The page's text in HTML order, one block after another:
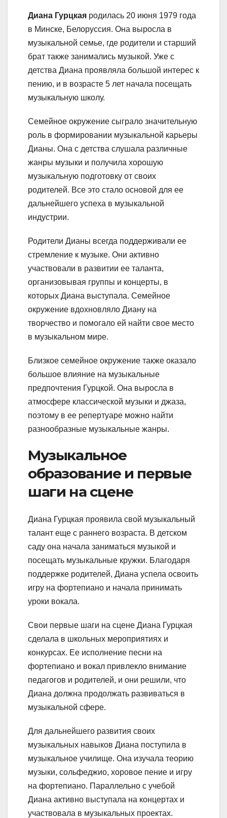
Диана Гурцкая родилась 20 июня 1979 года
в Минске, Белоруссия. Она выросла в
музыкальной семье, где родители и старший
брат также занимались музыкой. Уже с
детства Диана проявляла большой интерес к
пению, и в возрасте 5 лет начала посещать
музыкальную школу.
Семейное окружение сыграло значительную
роль в формировании музыкальной карьеры
Дианы. Она с детства слушала различные
жанры музыки и получила хорошую
музыкальную подготовку от своих
родителей. Все это стало основой для ее
дальнейшего успеха в музыкальной
индустрии.
Родители Дианы всегда поддерживали ее
стремление к музыке. Они активно
участвовали в развитии ее таланта,
организовывая группы и концерты, в
которых Диана выступала. Семейное
окружение вдохновляло Диану на
творчество и помогало ей найти свое место
в музыкальном мире.
Близкое семейное окружение также оказало
большое влияние на музыкальные
предпочтения Гурцкой. Она выросла в
атмосфере классической музыки и джаза,
поэтому в ее репертуаре можно найти
разнообразные музыкальные жанры.
Музыкальное
образование и первые
шаги на сцене
Диана Гурцкая проявила свой музыкальный
талант еще с раннего возраста. В детском
саду она начала заниматься музыкой и
посещать музыкальные кружки. Благодаря
поддержке родителей, Диана успела освоить
игру на фортепиано и начала принимать
уроки вокала.
Свои первые шаги на сцене Диана Гурцкая
сделала в школьных мероприятиях и
конкурсах. Ее исполнение песни на
фортепиано и вокал привлекло внимание
педагогов и родителей, и они решили, что
Диана должна продолжать развиваться в
музыкальной сфере.
Для дальнейшего развития своих
музыкальных навыков Диана поступила в
музыкальное училище. Она изучала теорию
музыки, сольфеджио, хоровое пение и игру
на фортепиано. Параллельно с учебой
Диана активно выступала на концертах и
участвовала в музыкальных проектах.